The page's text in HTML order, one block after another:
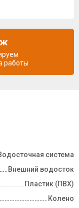
система
Внешний водосток
Пластик (ПВХ)
Колено
работы